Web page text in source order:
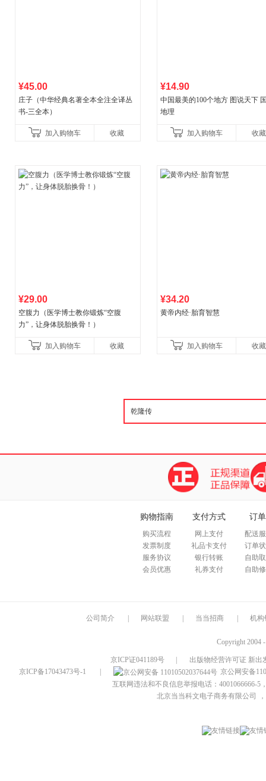
¥45.00
庄子（中华经典名著全本全注全译丛
书-三全本）
加入购物车 收藏
¥14.90
中国最美的100个地方 图说天下
地理
加入购物车 收藏
¥29.00
空腹力（医学博士教你锻炼“空腹
力”，让身体脱胎换骨！）
加入购物车 收藏
¥34.20
黄帝内经·胎育智慧
加入购物车 收藏
购物指南
购买流程
发票制度
服务协议
会员优惠
支付方式
网上支付
礼品卡支付
银行转账
礼券支付
订
配送
订单
自助
自助
公司简介 网站联盟 当当招商 机构
Copyright 2004
京ICP证041189号
出版物经营许可证 新出
京ICP备17043473号-1
京公网安备
互联网违法和不良信息举报电话：4001066666-5
北京当当科文电子商务有限公司